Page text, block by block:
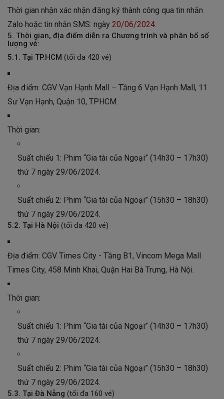
Thời gian nhận xác nhận đăng ký thành công qua tin nhắn
Zalo hoặc tin nhắn SMS: ngày 20/06/2024.
5. Thời gian, địa điểm diễn ra Chương trình và phân bổ số
lượng vé:
5.1. Tại TP.HCM (tối đa 420 vé)
Địa điểm: CGV Vạn Hạnh Mall – Tầng 6 Vạn Hạnh Mall, 11
Sư Vạn Hạnh, Quận 10, TPHCM.
Thời gian:
Suất chiếu 1: Phim “Gia tài của Ngoại” (14h30 – 17h30)
thứ 7 ngày 29/06/2024.
Suất chiếu 2: Phim “Gia tài của Ngoại” (15h30 – 18h30)
thứ 7 ngày 29/06/2024.
5.2. Tại Hà Nội (tối đa 420 vé)
Địa điểm: CGV Times City - Tầng B1, Vincom Mega Mall
Times City, 458 Minh Khai, Quận Hai Bà Trưng, Hà Nội.
Thời gian:
Suất chiếu 1: Phim “Gia tài của Ngoại” (14h30 – 17h30)
thứ 7 ngày 29/06/2024.
Suất chiếu 2: Phim “Gia tài của Ngoại” (15h30 – 18h30)
thứ 7 ngày 29/06/2024.
5.3. Tại Đà Nẵng (tối đa 160 vé)